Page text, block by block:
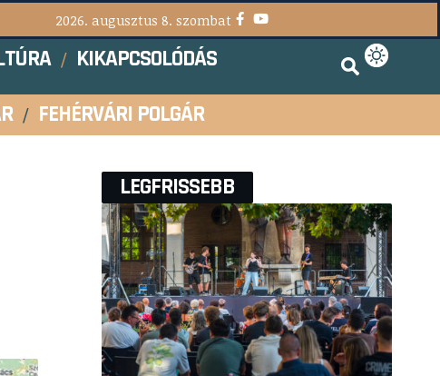
2026. augusztus 8. szombat
KIKAPCSOLÓDÁS
FEHÉRVÁRI POLGÁR
LEGFRISSEBB